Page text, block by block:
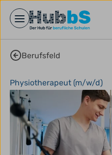
Open main menu
Berufsfeld
Physiotherapeut (m/w/d)